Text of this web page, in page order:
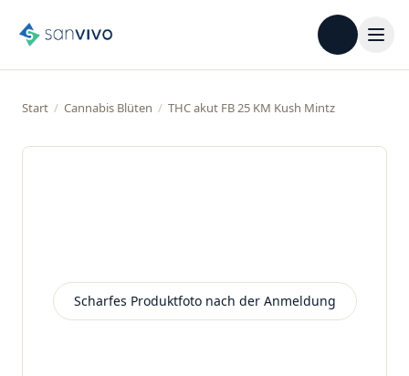
Start / Cannabis Blüten / THC akut FB 25 KM Kush Mintz
Scharfes Produktfoto nach der Anmeldung